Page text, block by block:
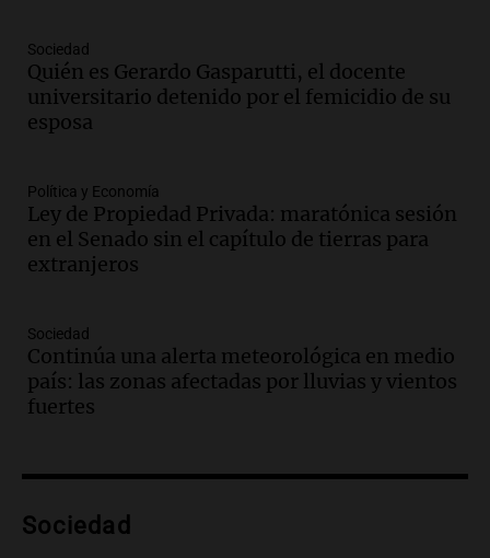
en suspenso a hombre por simular robo
de recaudación en San Luis
Panorama Federal
Episodios
ayuda por problemas de fertilidad y la
ostentación de millonarios
Amamos Argentina
Episodios
avanza con testimonios clave sobre el
accidente en Villa Dolores
Panorama Federal
tributo todos los jueves
Episodios
Sociedad
Quién es Gerardo Gasparutti, el docente
universitario detenido por el femicidio de su
esposa
Política y Economía
Ley de Propiedad Privada: maratónica sesión
en el Senado sin el capítulo de tierras para
extranjeros
Sociedad
Continúa una alerta meteorológica en medio
país: las zonas afectadas por lluvias y vientos
fuertes
Sociedad